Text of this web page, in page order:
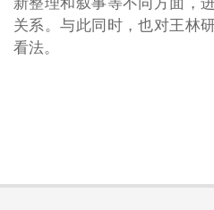
关系。与此同时，也对王林
看法。